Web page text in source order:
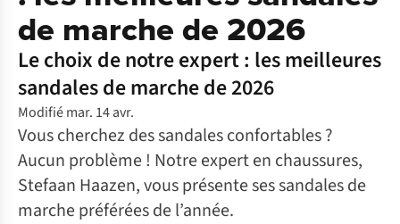
de marche de 2026
Le choix de notre expert : les meilleures
sandales de marche de 2026
Modifié mar. 14 avr.
Vous cherchez des sandales confortables ?
Aucun problème ! Notre expert en chaussures,
Stefaan Haazen, vous présente ses sandales de
marche préférées de l’année.